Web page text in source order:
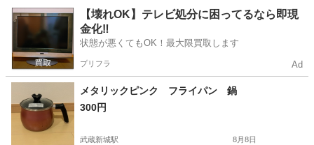
神奈川 横浜市 生活雑貨 レシピ
【壊れOK】テレビ処分に困ってるなら即現
金化‼️
状態が悪くてもOK！最大限買取します
プリフラ Ad
メタリックピンク フライパン 鍋
300円
武蔵新城駅 8月8日